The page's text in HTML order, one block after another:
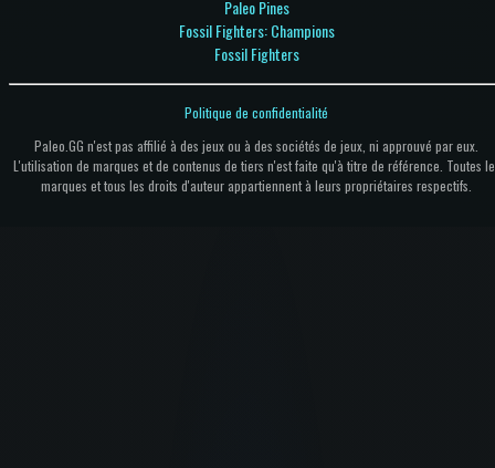
Paleo Pines
Fossil Fighters: Champions
Fossil Fighters
Paleo.GG n'est pas affilié à des jeux ou à des sociétés de jeux, ni approuvé par eux.
L'utilisation de marques et de contenus de tiers n'est faite qu'à titre de référence. Toutes
marques et tous les droits d'auteur appartiennent à leurs propriétaires respectifs.
Politique de confidentialité